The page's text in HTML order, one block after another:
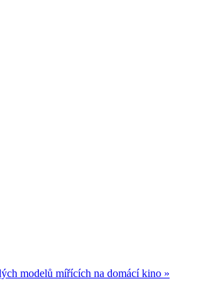
modelů mířících na domácí kino »